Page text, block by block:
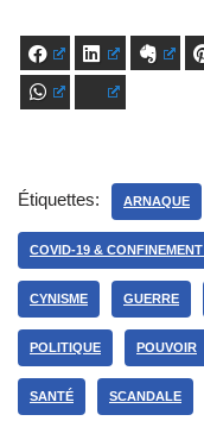
FacebookLinkedIn
WhatsAppBluesky
Étiquettes: ARNAQUE
COVID-19 &
CYNISME GUERRE
POLITIQUE POUVOIR
SANTÉ SCANDALE